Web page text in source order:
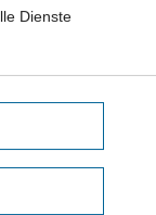
Dienste